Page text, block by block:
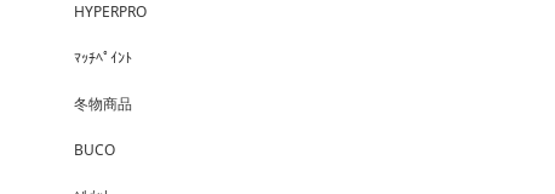
HYPERPRO
ﾏｯﾁﾍﾟｲﾝﾄ
冬物商品
BUCO